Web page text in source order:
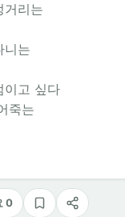
거리는
니는
이고 싶다
죽는
0
스크랩공유